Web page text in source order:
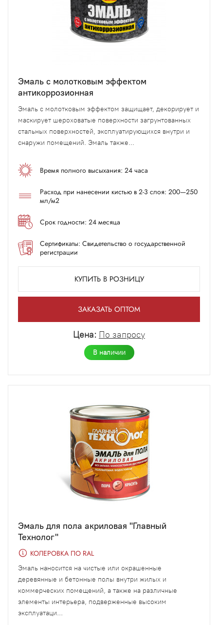
Эмаль с молотковым эффектом
антикоррозионная
Эмаль с молотковым эффектом защищает, декорирует и
маскирует шероховатые поверхности загрунтованных
стальных поверхностей, эксплуатирующихся внутри и
снаружи помещений. Эмаль также...
Время полного высыхания: 24 часа
Расход при нанесении кистью в 2-3 слоя: 200—250
мл/м2
Срок годности: 24 месяца
Сертификаты: Свидетельство о государственной
регистрации
КУПИТЬ В РОЗНИЦУ
ЗАКАЗАТЬ ОПТОМ
Цена: По запросу
В наличии
Эмаль для пола акриловая "Главный
Технолог"
КОЛЕРОВКА ПО RAL
Эмаль наносится на чистые или окрашенные
деревянные и бетонные полы внутри жилых и
коммерческих помещений, а также на различные
элементы интерьера, подверженные высоким
эксплуатаци...